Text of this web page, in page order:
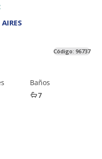
Código: 96737
Baños
7